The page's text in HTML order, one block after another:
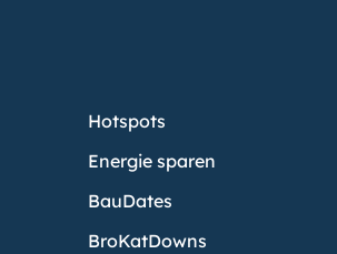
Hotspots
Energie sparen
BauDates
BroKatDowns